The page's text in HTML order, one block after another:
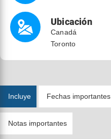
Ubicación
Canadá
Toronto
Incluye Fechas importantes
Notas importantes